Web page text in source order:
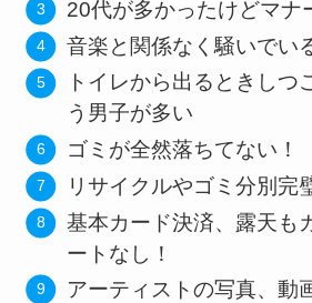
20代が多かったけどマナ
音楽と関係なく騒いでい
トイレから出るときしつ
う男子が多い
ゴミが全然落ちてない！
リサイクルやゴミ分別完
基本カード決済、露天も
ートなし！
アーティストの写真、動